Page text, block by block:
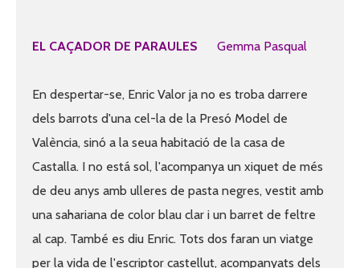
EL CAÇADOR DE PARAULES Gemma Pasqual
En despertar-se, Enric Valor ja no es troba darrere
dels barrots d'una cel-la de la Presó Model de
València, sinó a la seua habitació de la casa de
Castalla. I no está sol, l'acompanya un xiquet de més
de deu anys amb ulleres de pasta negres, vestit amb
una sahariana de color blau clar i un barret de feltre
al cap. També es diu Enric. Tots dos faran un viatge
per la vida de l'escriptor castellut, acompanyats dels